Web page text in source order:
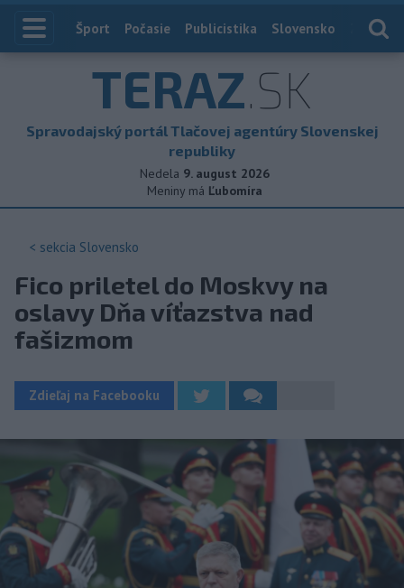
Index
Šport Počasie Publicistika Slovensko
TERAZ.SK
Spravodajský portál Tlačovej agentúry Slovenskej
republiky
Nedela 9. august 2026
Meniny má Ľubomíra
< sekcia Slovensko
Fico priletel do Moskvy na
oslavy Dňa víťazstva nad
fašizmom
Zdieľaj na Facebooku